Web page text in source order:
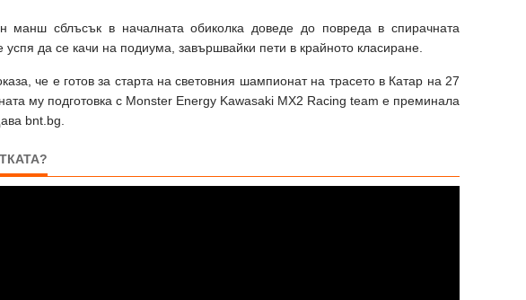
манш сблъсък в началната обиколка доведе до повреда в спирачната
успя да се качи на подиума, завършвайки пети в крайното класиране.
че е готов за старта на световния шампионат на трасето в Катар на 27
му подготовка с Monster Energy Kawasaki MX2 Racing team е преминала
bnt.bg.